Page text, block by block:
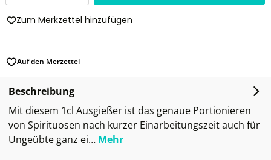
Zum Merkzettel hinzufügen
Auf den Merzettel
Beschreibung
Mit diesem 1cl Ausgießer ist das genaue Portionieren
von Spirituosen nach kurzer Einarbeitungszeit auch für
Ungeübte ganz ei… Mehr